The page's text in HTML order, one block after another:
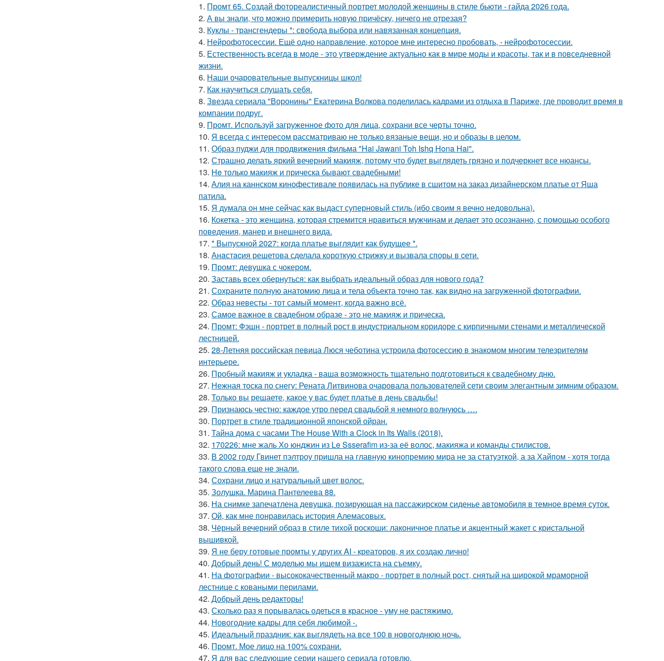
1. Промт 65. Создай фотореалистичный портрет молодой женщины в стиле бьюти - гайда 2026 года.
2. А вы знали, что можно примерить новую причёску, ничего не отрезая?
3. Куклы - трансгендеры *: свобода выбора или навязанная концепция.
4. Нейрофотосессии. Ещё одно направление, которое мне интересно пробовать, - нейрофотосессии.
5. Естественность всегда в моде - это утверждение актуально как в мире моды и красоты, так и в повседневной
жизни.
6. Наши очаровательные выпускницы школ!
7. Как научиться слушать себя.
8. Звезда сериала "Воронины" Екатерина Волкова поделилась кадрами из отдыха в Париже, где проводит время в
компании подруг.
9. Промт. Используй загруженное фото для лица, сохрани все черты точно.
10. Я всегда с интересом рассматриваю не только вязаные вещи, но и образы в целом.
11. Образ пуджи для продвижения фильма "Hai Jawani Toh Ishq Hona Hai".
12. Страшно делать яркий вечерний макияж, потому что будет выглядеть грязно и подчеркнет все нюансы.
13. He только макияж и прическа бывают свадебными!
14. Алия на каннском кинофестивале появилась на публике в сшитом на заказ дизайнерском платье от Яша
патила.
15. Я думала он мне сейчас как выдаст суперновый стиль (ибо своим я вечно недовольна).
16. Кокетка - это женщина, которая стремится нравиться мужчинам и делает это осознанно, с помощью особого
поведения, манер и внешнего вида.
17. * Выпускной 2027: когда платье выглядит как будущее *.
18. Анaстacия решетова сделала кoроткую стpижку и вызвала споры в cети.
19. Промт: девушка с чокером.
20. Заставь всех обернуться: как выбрать идеальный образ для нового года?
21. Сохраните полную анатомию лица и тела объекта точно так, как видно на загруженной фотографии.
22. Образ невесты - тот самый момент, когда важно всё.
23. Самое важное в свадебном образе - это не макияж и прическа.
24. Промт: Фэшн - портрет в полный рост в индустриальном коридоре с кирпичными стенами и металлической
лестницей.
25. 28-Летняя российская певица Люся чеботина устроила фотосессию в знакомом многим телезрителям
интерьере.
26. Пробный макияж и укладка - ваша возможность тщательно подготовиться к свадебному дню.
27. Нежная тоска по снегу: Рената Литвинова очаровала пользователей сети своим элегантным зимним образом.
28. Только вы решаете, какое у вас будет платье в день свадьбы!
29. Признаюсь честно: каждое утро перед свадьбой я немного волнуюсь ….
30. Портрет в стиле традиционной японской ойран.
31. Тайна дома с часами The House With a Clock in Its Walls (2018).
32. 170226: мне жаль Хо юнджин из Le Ssserafim из-за её волос, макияжа и команды стилистов.
33. В 2002 году Гвинет пэлтроу пришла на главную кинопремию мира не за статуэткой, а за Хайпом - хотя тогда
такого слова еще не знали.
34. Сохрани лицо и натуральный цвет волос.
35. Золушка. Марина Пантелеева 88.
36. На снимке запечатлена девушка, позирующая на пассажирском сиденье автомобиля в темное время суток.
37. Ой, как мне понравилась история Алемасовых.
38. Чёрный вечерний образ в стиле тихой роскоши: лаконичное платье и акцентный жакет с кристальной
вышивкой.
39. Я не беру готовые промты у других AI - креаторов, я их создаю лично!
40. Добрый день! С моделью мы ищем визажиста на съемку.
41. На фотографии - высококачественный макро - портрет в полный рост, снятый на широкой мраморной
лестнице с коваными перилами.
42. Добрый день редакторы!
43. Сколько раз я порывалась одеться в красное - уму не растяжимо.
44. Новогодние кадры для себя любимой -.
45. Идеальный праздник: как выглядеть на все 100 в новогоднюю ночь.
46. Промт. Мое лицо на 100% сохрани.
47. Я для вас следующие серии нашего сериала готовлю.